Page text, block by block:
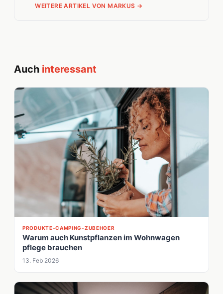
WEITERE ARTIKEL VON MARKUS →
Auch interessant
PRODUKTE-CAMPING-ZUBEHOER
Warum auch Kunstpflanzen im Wohnwagen
pflege brauchen
13. Feb 2026